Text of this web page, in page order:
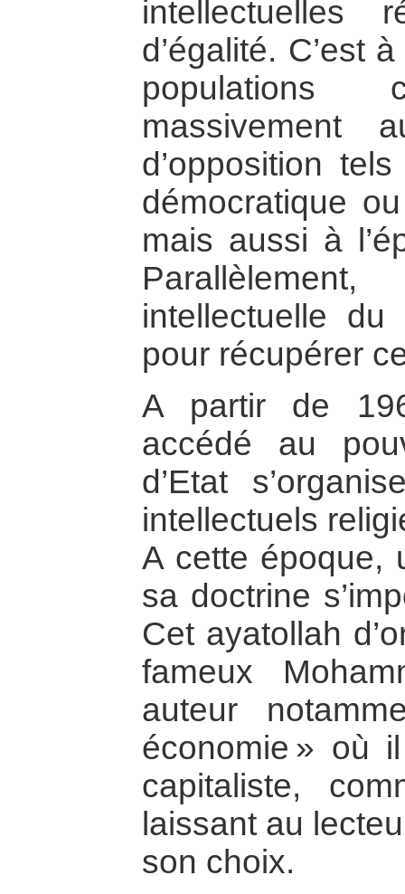
intellectuelles
d’égalité. C’est
populations
massivement
d’opposition
démocratique
mais aussi à
intellectuelle du
pour récupérer
A partir de
accédé au
d’Etat
intellectuels
A cette époque,
sa doctrine
Cet ayatollah
fameux
auteur
économie » où
capitaliste,
laissant au
son choix.